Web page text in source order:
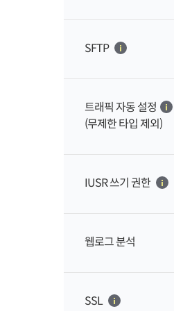
SFTP
트래픽 자동 설정
(무제한 타입 제외)
IUSR 쓰기 권한
웹로그 분석
SSL